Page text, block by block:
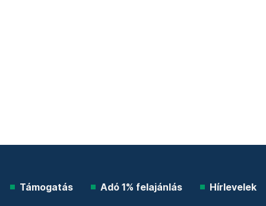
Támogatás Adó 1% felajánlás Hírlevelek